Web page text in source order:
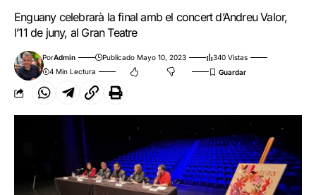
Enguany celebrarà la final amb el concert d’Andreu Valor,
l’11 de juny, al Gran Teatre
PorAdmin Publicado Mayo 10, 2023
340 Vistas
4 Min Lectura